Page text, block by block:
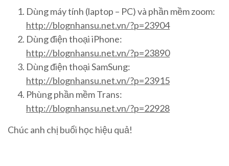
Dùng máy tính (laptop – PC) và phần mềm zoom:
http://blognhansu.net.vn/?p=23904
Dùng điện thoại iPhone:
http://blognhansu.net.vn/?p=23890
Dùng điện thoại SamSung:
http://blognhansu.net.vn/?p=23915
Phùng phần mềm Trans:
http://blognhansu.net.vn/?p=22928
Chúc anh chị buổi học hiệu quả!